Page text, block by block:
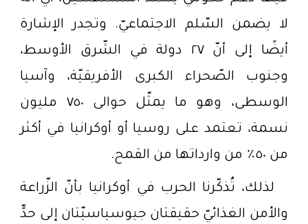
لا يضمن السّلم الاجتماعيّ. وتجدر الإشارة
أيضًا إلى أنّ ٢٧ دولة في الشّرق الأوسط،
وجنوب الصّحراء الكبرى الأفريقيّة، وآسيا
الوسطى، وهو ما يمثّل حوالى ٧٥٠ مليون
نسمة، تعتمد على روسيا أو أوكرانيا في أكثر
من ٥٠٪ من وارداتها من القمح.
لذلك، تُذكّرنا الحرب في أوكرانيا بأنّ الزّراعة
والأمن الغذائيّ حقيقتان جيوسياسيّتان إلى حدٍّ